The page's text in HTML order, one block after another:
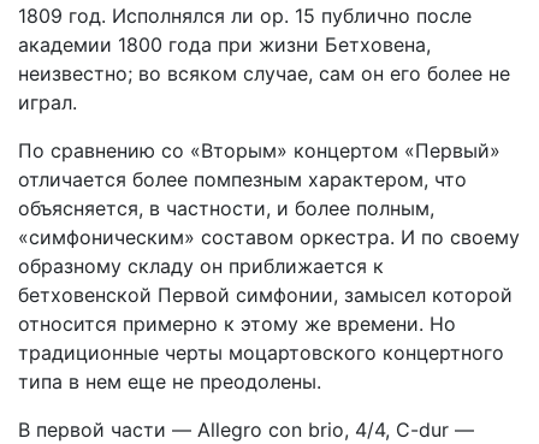
1809 год. Исполнялся ли ор. 15 публично после
академии 1800 года при жизни Бетховена,
неизвестно; во всяком случае, сам он его более не
играл.
По сравнению со «Вторым» концертом «Первый»
отличается более помпезным характером, что
объясняется, в частности, и более полным,
«симфоническим» составом оркестра. И по своему
образному складу он приближается к
бетховенской Первой симфонии, замысел которой
относится примерно к этому же времени. Но
традиционные черты моцартовского концертного
типа в нем еще не преодолены.
В первой части — Allegro con brio, 4/4, C-dur —